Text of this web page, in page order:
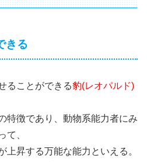
きる
ることができる豹(レオパルド)
特徴であり、動物系能力者にみ
て、
上昇する万能な能力といえる。